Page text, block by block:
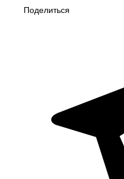
Поделиться